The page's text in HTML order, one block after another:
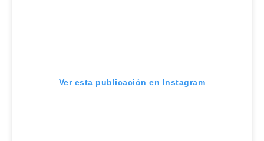
Ver esta publicación en Instagram